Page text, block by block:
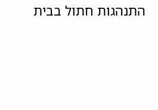
התנהגות חתול בבית